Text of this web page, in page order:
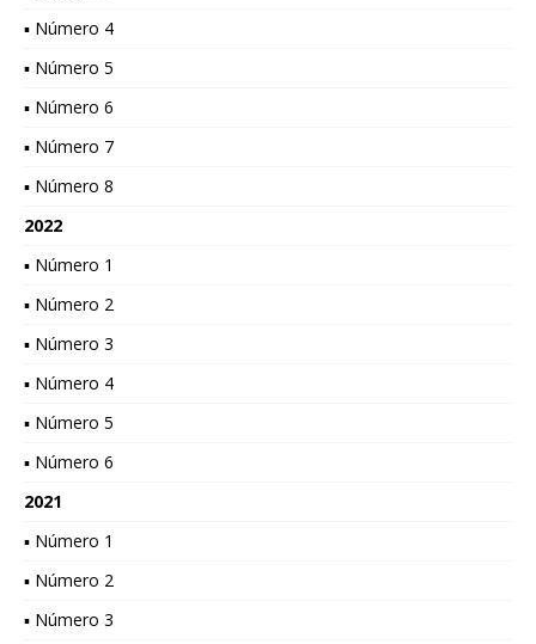
▪ Número 4
▪ Número 5
▪ Número 6
▪ Número 7
▪ Número 8
2022
▪ Número 1
▪ Número 2
▪ Número 3
▪ Número 4
▪ Número 5
▪ Número 6
2021
▪ Número 1
▪ Número 2
▪ Número 3